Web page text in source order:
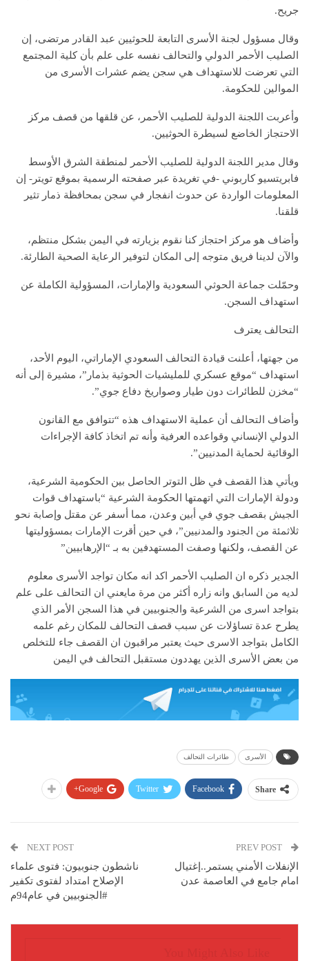
جريح.
وقال مسؤول لجنة الأسرى التابعة للحوثيين عبد القادر مرتضى، إن
الصليب الأحمر الدولي والتحالف نفسه على علم بأن كلية المجتمع
التي تعرضت للاستهداف هي سجن يضم عشرات الأسرى من
الموالين للحكومة.
وأعربت اللجنة الدولية للصليب الأحمر، عن قلقها من قصف مركز
الاحتجاز الخاضع لسيطرة الحوثيين.
وقال مدير اللجنة الدولية للصليب الأحمر لمنطقة الشرق الأوسط
فابريتسيو كاربوني -في تغريدة عبر صفحته الرسمية بموقع تويتر- إن
المعلومات الواردة عن حدوث انفجار في سجن بمحافظة ذمار تثير
قلقنا.
وأضاف هو مركز احتجاز كنا نقوم بزيارته في ‎اليمن بشكل منتظم،
والآن لدينا فريق متوجه إلى المكان لتوفير الرعاية الصحية الطارئة.
وحمّلت جماعة الحوثي السعودية والإمارات، المسؤولية الكاملة عن
استهداف السجن.
التحالف يعترف
من جهتها، أعلنت قيادة التحالف السعودي الإماراتي، اليوم الأحد،
استهداف “موقع عسكري للمليشيات الحوثية بذمار”، مشيرة إلى أنه
“مخزن للطائرات دون طيار وصواريخ دفاع جوي”.
وأضاف التحالف أن عملية الاستهداف هذه “تتوافق مع القانون
الدولي الإنساني وقواعده العرفية وأنه تم اتخاذ كافة الإجراءات
الوقائية لحماية المدنيين”.
ويأتي هذا القصف في ظل التوتر الحاصل بين الحكومية الشرعية،
ودولة الإمارات التي اتهمتها الحكومة الشرعية “باستهداف قوات
الجيش بقصف جوي في أبين وعدن، مما أسفر عن مقتل وإصابة نحو
ثلاثمئة من الجنود والمدنيين”، في حين أقرت الإمارات بمسؤوليتها
عن القصف، ولكنها وصفت المستهدفين به بـ “الإرهابيين”
الجدير ذكره ان الصليب الأحمر اكد انه مكان تواجد الأسرى معلوم
لديه من السابق وانه زاره أكثر من مرة مايعني ان التحالف على علم
بتواجد اسرى من الشرعية والجنوبيين في هذا السجن الأمر الذي
يطرح عدة تساؤلات عن سبب قصف التحالف للمكان رغم علمه
الكامل بتواجد الاسرى حيث يعتبر مراقبون ان القصف جاء للتخلص
من بعض الأسرى الذين يهددون مستقبل التحالف في اليمن
الأسرى طائرات التحالف
Share
Facebook
Twitter
Google+
الإنفلات الأمني يستمر..إغتيال
امام جامع في العاصمة عدن
NEXT POST
ناشطون جنوبيون: فتوى علماء
الإصلاح امتداد لفتوى تكفير
#الجنوبيين في عام94م